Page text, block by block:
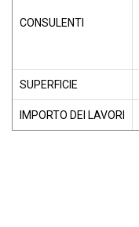
CONSULENTI
SUPERFICIE
IMPORTO DEI LAVORI